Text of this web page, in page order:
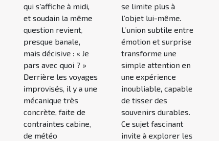
qui s’affiche à midi,
et soudain la même
question revient,
presque banale,
mais décisive : « Je
pars avec quoi ? »
Derrière les voyages
improvisés, il y a une
mécanique très
concrète, faite de
contraintes cabine,
de météo
se limite plus à
l’objet lui-même.
L’union subtile entre
émotion et surprise
transforme une
simple attention en
une expérience
inoubliable, capable
de tisser des
souvenirs durables.
Ce sujet fascinant
invite à explorer les